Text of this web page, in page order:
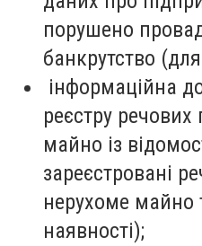
порушено
банкрутство
інформаційна
реєстру
майно із
зареєстровані
нерухоме майно
наявності);